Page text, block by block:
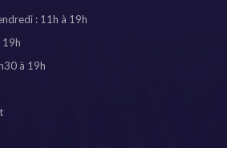
: 11h à 19h
19h
à 19h